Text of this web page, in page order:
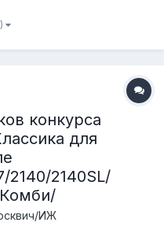
судьями будут
1. Транспортное
конкурса
для
2140/2140SL/
ИЖ